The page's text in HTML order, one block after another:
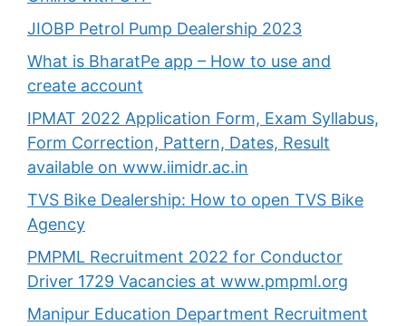
JIOBP Petrol Pump Dealership 2023
What is BharatPe app – How to use and
create account
IPMAT 2022 Application Form, Exam Syllabus,
Form Correction, Pattern, Dates, Result
available on www.iimidr.ac.in
TVS Bike Dealership: How to open TVS Bike
Agency
PMPML Recruitment 2022 for Conductor
Driver 1729 Vacancies at www.pmpml.org
Manipur Education Department Recruitment